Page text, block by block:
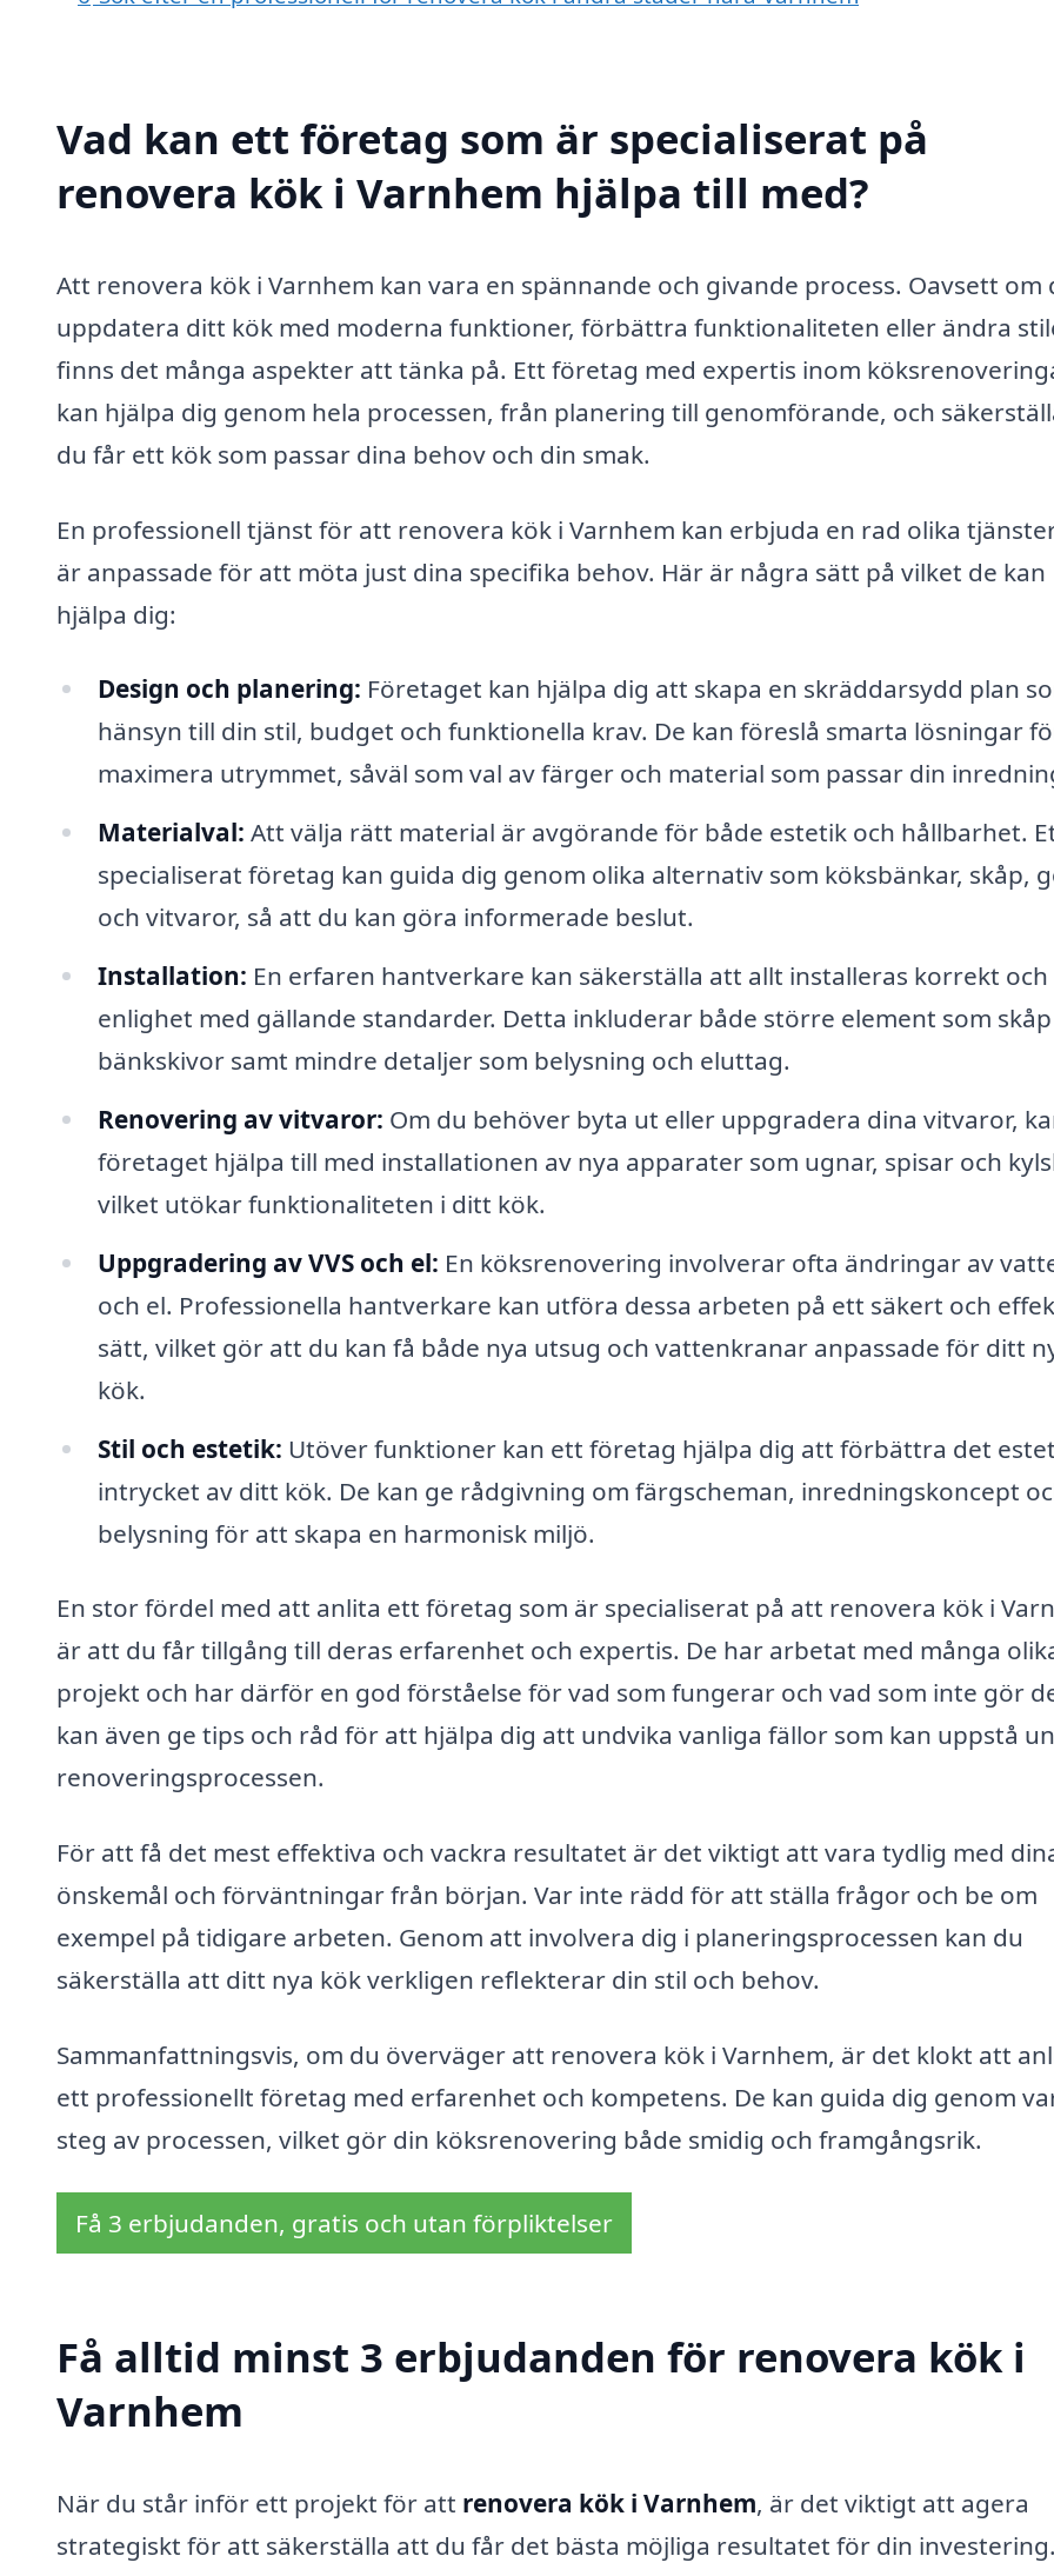
Vad kan ett företag som är specialiserat på
renovera kök i Varnhem hjälpa till med?
Att renovera kök i Varnhem kan vara en spännande och givande process. Oavsett om
uppdatera ditt kök med moderna funktioner, förbättra funktionaliteten eller ändra
finns det många aspekter att tänka på. Ett företag med expertis inom
kan hjälpa dig genom hela processen, från planering till genomförande, och
du får ett kök som passar dina behov och din smak.
En professionell tjänst för att renovera kök i Varnhem kan erbjuda en rad olika
är anpassade för att möta just dina specifika behov. Här är några sätt på vilket de kan
hjälpa dig:
Design och planering: Företaget kan hjälpa dig att skapa en skräddarsydd plan
hänsyn till din stil, budget och funktionella krav. De kan föreslå smarta lösningar
maximera utrymmet, såväl som val av färger och material som passar din
Materialval: Att välja rätt material är avgörande för både estetik och hållbarhet.
specialiserat företag kan guida dig genom olika alternativ som köksbänkar, skåp,
och vitvaror, så att du kan göra informerade beslut.
Installation: En erfaren hantverkare kan säkerställa att allt installeras korrekt och
enlighet med gällande standarder. Detta inkluderar både större element som
bänkskivor samt mindre detaljer som belysning och eluttag.
Renovering av vitvaror: Om du behöver byta ut eller uppgradera dina vitvaror,
företaget hjälpa till med installationen av nya apparater som ugnar, spisar och
vilket utökar funktionaliteten i ditt kök.
Uppgradering av VVS och el: En köksrenovering involverar ofta ändringar av
och el. Professionella hantverkare kan utföra dessa arbeten på ett säkert och
sätt, vilket gör att du kan få både nya utsug och vattenkranar anpassade för ditt
kök.
Stil och estetik: Utöver funktioner kan ett företag hjälpa dig att förbättra det
intrycket av ditt kök. De kan ge rådgivning om färgscheman, inredningskoncept
belysning för att skapa en harmonisk miljö.
En stor fördel med att anlita ett företag som är specialiserat på att renovera kök i
är att du får tillgång till deras erfarenhet och expertis. De har arbetat med många
projekt och har därför en god förståelse för vad som fungerar och vad som inte gör
kan även ge tips och råd för att hjälpa dig att undvika vanliga fällor som kan uppstå
renoveringsprocessen.
För att få det mest effektiva och vackra resultatet är det viktigt att vara tydlig med
önskemål och förväntningar från början. Var inte rädd för att ställa frågor och be om
exempel på tidigare arbeten. Genom att involvera dig i planeringsprocessen kan du
säkerställa att ditt nya kök verkligen reflekterar din stil och behov.
Sammanfattningsvis, om du överväger att renovera kök i Varnhem, är det klokt att
ett professionellt företag med erfarenhet och kompetens. De kan guida dig genom
steg av processen, vilket gör din köksrenovering både smidig och framgångsrik.
Få 3 erbjudanden, gratis och utan förpliktelser
Få alltid minst 3 erbjudanden för renovera kök i
Varnhem
När du står inför ett projekt för att renovera kök i Varnhem, är det viktigt att agera
strategiskt för att säkerställa att du får det bästa möjliga resultatet för din